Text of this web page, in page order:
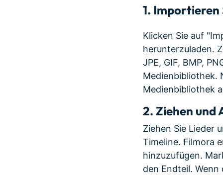
1. Importieren
Klicken Sie auf
herunterzuladen.
JPE, GIF, BMP,
Medienbibliothek.
Medienbibliothek
2. Ziehen und
Ziehen Sie Lieder
Timeline. Filmora
hinzuzufügen.
den Endteil.